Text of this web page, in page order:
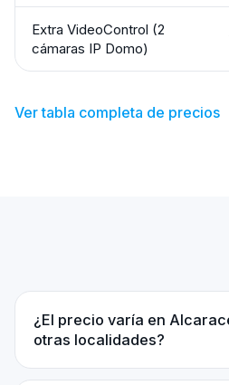
Extra VideoControl (2
cámaras IP Domo)
Ver tabla completa de precios
¿El precio varía en
otras localidades?